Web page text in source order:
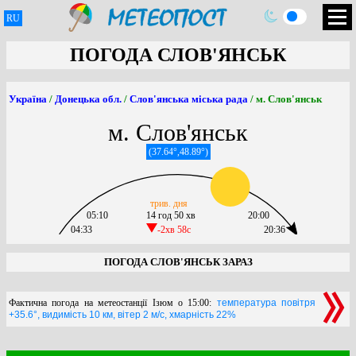
RU
ПОГОДА СЛОВ'ЯНСЬК
Україна / Донецька обл. / Слов'янська міська рада / м. Слов'янськ
м. Слов'янськ
(37.64°,48.89°)
04:33
05:10
14 год 50 хв
-2хв 58c
трив. дня
20:36
20:00
ПОГОДА СЛОВ'ЯНСЬК ЗАРАЗ
Фактична погода на метеостанції Ізюм о 15:00: температура повітря
+35.6°, видимість 10 км, вітер 2 м/с, хмарність 22%